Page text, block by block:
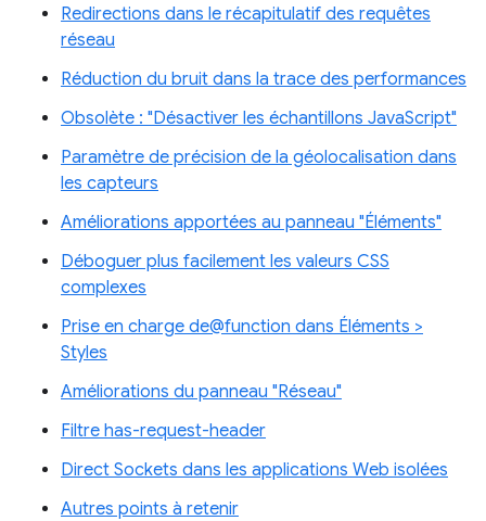
Redirections dans le récapitulatif des requêtes
réseau
Réduction du bruit dans la trace des performances
Obsolète : "Désactiver les échantillons JavaScript"
Paramètre de précision de la géolocalisation dans
les capteurs
Améliorations apportées au panneau "Éléments"
Déboguer plus facilement les valeurs CSS
complexes
Prise en charge de@function dans Éléments >
Styles
Améliorations du panneau "Réseau"
Filtre has-request-header
Direct Sockets dans les applications Web isolées
Autres points à retenir